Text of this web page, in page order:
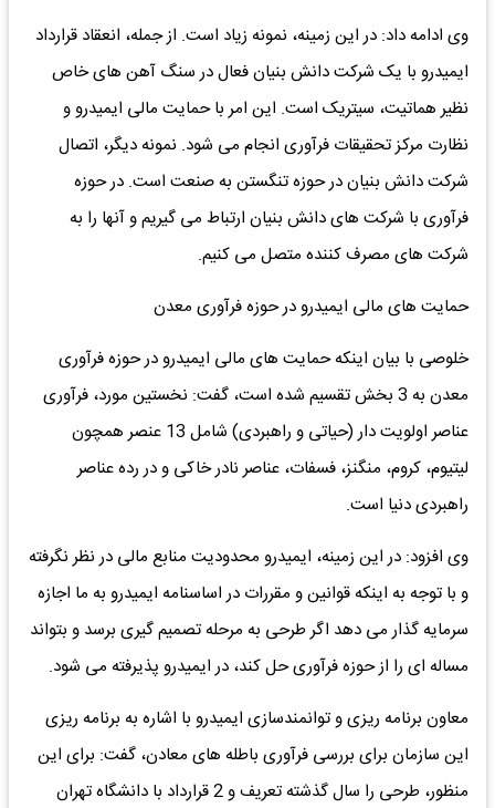
وی ادامه داد: در این زمینه، نمونه زیاد است. از جمله، انعقاد قرارداد
ایمیدرو با یک شرکت دانش بنیان فعال در سنگ آهن های خاص
نظیر هماتیت، سیتریک است. این امر با حمایت مالی ایمیدرو و
نظارت مرکز تحقیقات فرآوری انجام می شود. نمونه دیگر، اتصال
شرکت دانش بنیان در حوزه تنگستن به صنعت است. در حوزه
فرآوری با شرکت های دانش بنیان ارتباط می گیریم و آنها را به
شرکت های مصرف کننده متصل می کنیم.
حمایت های مالی ایمیدرو در حوزه فرآوری معدن
خلوصی با بیان اینکه حمایت های مالی ایمیدرو در حوزه فرآوری
معدن به 3 بخش تقسیم شده است، گفت: نخستین مورد، فرآوری
عناصر اولویت دار (حیاتی و راهبردی) شامل 13 عنصر همچون
لیتیوم، کروم، منگنز، فسفات، عناصر نادر خاکی و در رده عناصر
راهبردی دنیا است.
وی افزود: در این زمینه، ایمیدرو محدودیت منابع مالی در نظر نگرفته
و با توجه به اینکه قوانین و مقررات در اساسنامه ایمیدرو به ما اجازه
سرمایه گذار می دهد اگر طرحی به مرحله تصمیم گیری برسد و بتواند
مساله ای را از حوزه فرآوری حل کند، در ایمیدرو پذیرفته می شود.
معاون برنامه ریزی و توانمندسازی ایمیدرو با اشاره به برنامه ریزی
این سازمان برای بررسی فرآوری باطله های معادن، گفت: برای این
منظور، طرحی را سال گذشته تعریف و 2 قرارداد با دانشگاه تهران